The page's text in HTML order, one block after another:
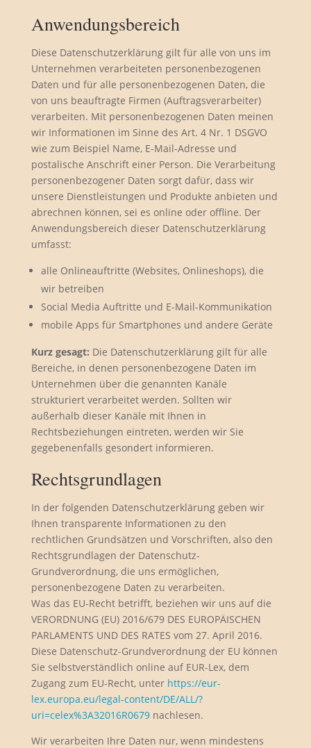
Anwendungsbereich
Diese Datenschutzerklärung gilt für alle von uns im
Unternehmen verarbeiteten personenbezogenen
Daten und für alle personenbezogenen Daten, die
von uns beauftragte Firmen (Auftragsverarbeiter)
verarbeiten. Mit personenbezogenen Daten meinen
wir Informationen im Sinne des Art. 4 Nr. 1 DSGVO
wie zum Beispiel Name, E-Mail-Adresse und
postalische Anschrift einer Person. Die Verarbeitung
personenbezogener Daten sorgt dafür, dass wir
unsere Dienstleistungen und Produkte anbieten und
abrechnen können, sei es online oder offline. Der
Anwendungsbereich dieser Datenschutzerklärung
umfasst:
alle Onlineauftritte (Websites, Onlineshops), die
wir betreiben
Social Media Auftritte und E-Mail-Kommunikation
mobile Apps für Smartphones und andere Geräte
Kurz gesagt: Die Datenschutzerklärung gilt für alle
Bereiche, in denen personenbezogene Daten im
Unternehmen über die genannten Kanäle
strukturiert verarbeitet werden. Sollten wir
außerhalb dieser Kanäle mit Ihnen in
Rechtsbeziehungen eintreten, werden wir Sie
gegebenenfalls gesondert informieren.
Rechtsgrundlagen
In der folgenden Datenschutzerklärung geben wir
Ihnen transparente Informationen zu den
rechtlichen Grundsätzen und Vorschriften, also den
Rechtsgrundlagen der Datenschutz-
Grundverordnung, die uns ermöglichen,
personenbezogene Daten zu verarbeiten.
Was das EU-Recht betrifft, beziehen wir uns auf die
VERORDNUNG (EU) 2016/679 DES EUROPÄISCHEN
PARLAMENTS UND DES RATES vom 27. April 2016.
Diese Datenschutz-Grundverordnung der EU können
Sie selbstverständlich online auf EUR-Lex, dem
Zugang zum EU-Recht, unter https://eur-
lex.europa.eu/legal-content/DE/ALL/?
uri=celex%3A32016R0679nachlesen.
Wir verarbeiten Ihre Daten nur, wenn mindestens